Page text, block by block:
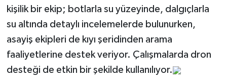
kişilik bir ekip; botlarla su yüzeyinde, dalgıçlarla
su altında detaylı incelemelerde bulunurken,
asayiş ekipleri de kıyı şeridinden arama
faaliyetlerine destek veriyor. Çalışmalarda dron
desteği de etkin bir şekilde kullanılıyor.